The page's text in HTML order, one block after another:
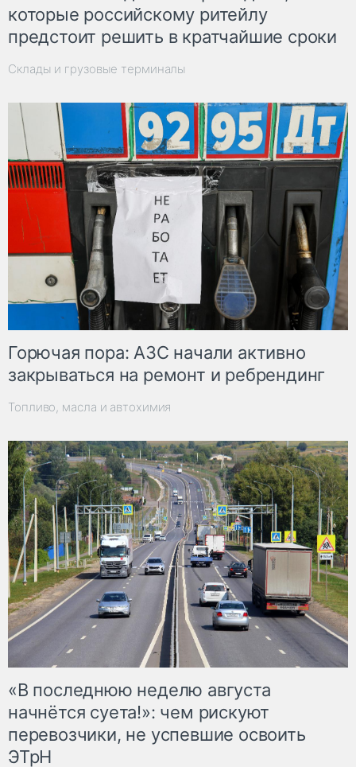
которые российскому ритейлу
предстоит решить в кратчайшие сроки
Склады и грузовые терминалы
Горючая пора: АЗС начали активно
закрываться на ремонт и ребрендинг
Топливо, масла и автохимия
«В последнюю неделю августа
начнётся суета!»: чем рискуют
перевозчики, не успевшие освоить
ЭТрН